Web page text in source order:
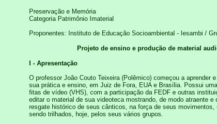
Preservação e Memória
Categoria Patrimônio Imaterial
Proponentes: Instituto de Educação Socioambiental - Iesambi /
Projeto de ensino e produção de material
I - Apresentação
O professor João Couto Teixeira (Polêmico) começou a aprender
sua prática e ensino, em Juiz de Fora, EUA e Brasília. Possui
fitas de vídeo (VHS), com a participação da FEDF e outras
editar o material de sua videoteca mostrando, de modo atraente
resgate histórico de seus cânticos, na força de seus
sendo trilhados, hoje, pelos seus vários grupos.